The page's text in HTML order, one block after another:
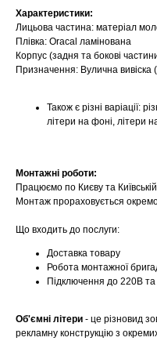
Характеристики:
Лицьова частина: матеріал
Плівка: Oracal ламінована
Корпус (задня та бокові
Призначення: Вулична
Також є різні варіації:
літери на фоні, літери
Монтажні роботи:
Працюємо по Києву та
Монтаж прораховується
Що входить до послуги:
Доставка товару
Робота монтажної
Підключення до 220В та
Об'ємні літери - це різновид
рекламну конструкцію з